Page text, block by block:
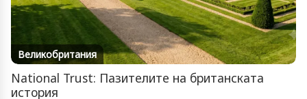
Великобритания
National Trust: Пазителите на британската
история